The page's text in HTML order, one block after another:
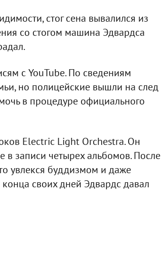
стог сена вывалился из
со стогом машина Эдвардса
с YouTube. По сведениям
но полицейские вышли на след
в процедуре официального
Electric Light Orchestra. Он
в записи четырех альбомов. После
увлекся буддизмом и даже
своих дней Эдвардс давал